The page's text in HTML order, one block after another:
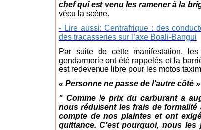
chef qui est venu les ramener à la
vécu la scène.
- Lire aussi: Centrafrique : des
des tracasseries sur l’axe Boali-Bangui
Par suite de cette manifestation,
gendarmerie ont été rappelés et la
est redevenue libre pour les motos
« Personne ne passe de l’autre côté »
" Comme le prix du carburant a
nous réduisent les frais de formalité
compte de nos plaintes et ont
quittance. C’est pourquoi, nous